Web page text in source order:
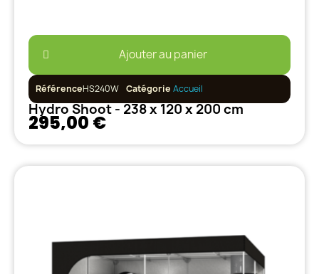
Ajouter au panier
RéférenceHS240W Catégorie Accueil
Hydro Shoot - 238 x 120 x 200 cm
295,00 €